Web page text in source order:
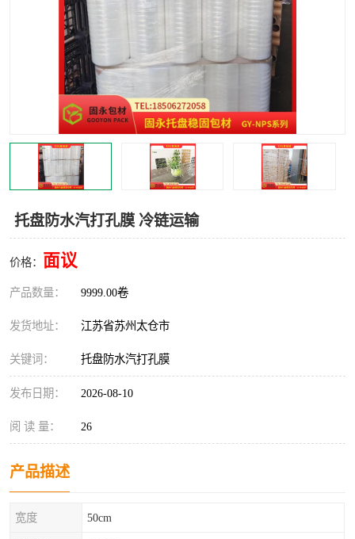
托盘防水汽打孔膜 冷链运输
价格： 面议
产品数量： 9999.00卷
发货地址： 江苏省苏州太仓市
关键词： 托盘防水汽打孔膜
发布日期： 2026-08-10
阅 读 量： 26
产品描述
宽度 50cm
托盘裹包网兜
托盘捆绑带